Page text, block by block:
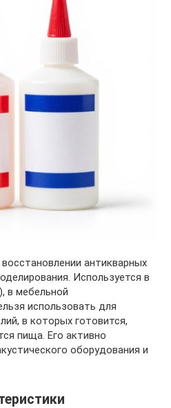
антикварных
Используется в
в мебельной
использовать для
в которых готовится,
пища. Его активно
оборудования и